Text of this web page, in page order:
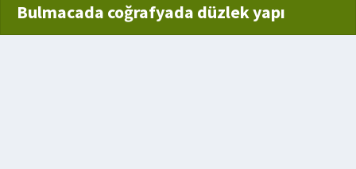
Bulmacada coğrafyada düzlek yapı